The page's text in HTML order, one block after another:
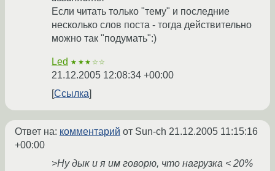
Если читать только "тему" и последние
несколько слов поста - тогда действительно
можно так "подумать":)
Led ★★★☆☆
21.12.2005 12:08:34 +00:00
Ссылка
Ответ на: комментарий от Sun-ch 21.12.2005 11:15:16
+00:00
>Ну дык и я им говорю, что нагрузка < 20%